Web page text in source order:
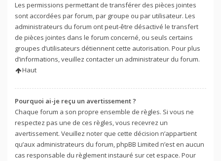
Les permissions permettant de transférer des pièces jointes
sont accordées par forum, par groupe ou par utilisateur. Les
administrateurs du forum ont peut-être désactivé le transfert
de pièces jointes dans le forum concerné, ou seuls certains
groupes d’utilisateurs détiennent cette autorisation. Pour plus
d’informations, veuillez contacter un administrateur du forum.
Haut
Pourquoi ai-je reçu un avertissement ?
Chaque forum a son propre ensemble de règles. Si vous ne
respectez pas une de ces règles, vous recevrez un
avertissement. Veuillez noter que cette décision n’appartient
qu’aux administrateurs du forum, phpBB Limited n’est en aucun
cas responsable du règlement instauré sur cet espace. Pour